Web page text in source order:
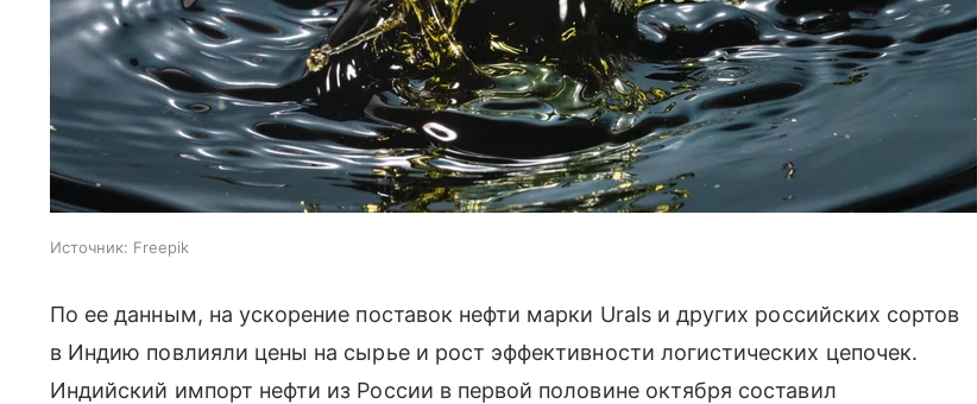
Источник: Freepik
По ее данным, на ускорение поставок нефти марки Urals и других российских сортов
в Индию повлияли цены на сырье и рост эффективности логистических цепочек.
Индийский импорт нефти из России в первой половине октября составил